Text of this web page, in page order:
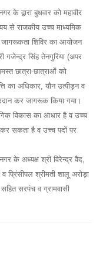
के द्वारा बुधवार को महावीर
से राजकीय उच्च माध्यमिक
जागरूकता शिविर का आयोजन
गजेन्द्र सिंह तेनगुरिया (अपर
छात्रा-छात्राओं को
का अधिकार, यौन उत्पीड़न व
कर जागरूक किया गया।
विकास का आधार है व उच्च
कर सकता है व उच्च पदों पर
के अध्यक्ष श्री विरेन्द्र वैद,
प्रिंसीपल श्रीमती शालू अरोड़ा
सरपंच व ग्रामवासी